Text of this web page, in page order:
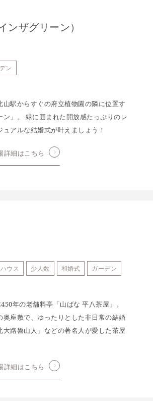
ンザグリーン）
ン
駅からすぐの府立植物園の隣に位置す
」。 緑に囲まれた開放感たっぷりのレ
アルな結婚式が叶えましょう！
詳細はこちら
ウス 少人数 和婚式 ガーデン
年の老舗料亭「山ばな 平八茶屋」。
座敷で、ゆったりとした非日常の結婚
路魯山人」などの著名人が愛した茶屋
詳細はこちら